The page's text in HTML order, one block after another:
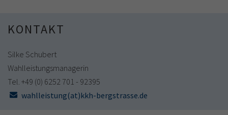
KONTAKT
Silke Schubert
Wahlleistungsmanagerin
Tel. +49 (0) 6252 701 - 92395
wahlleistung(at)kkh-bergstrasse.de